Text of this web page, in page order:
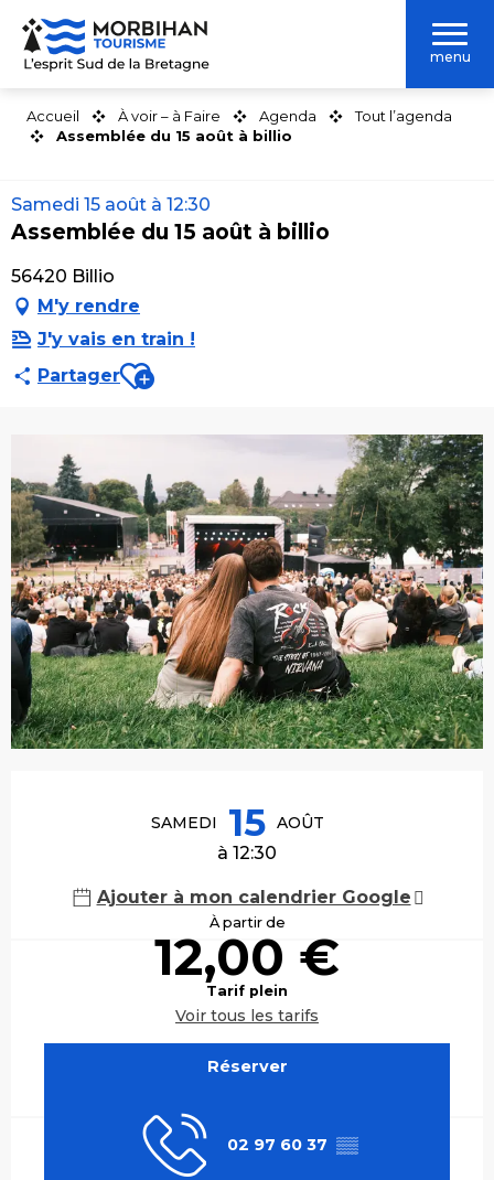
Aller
contenu
menu
Accueil À voir – à Faire Agenda
Tout l’agenda
Assemblée du 15 août à billio
Samedi 15 août à 12:30
Assemblée du 15 août à billio
56420 Billio
M'y rendre
J'y vais en train !
PartagerAjouter aux favoris
SAMEDI 15 AOÛT
à 12:30
Ajouter à mon calendrier Google
À partir de
12,00 €
Tarif plein
Voir tous les tarifs
Réserver
02 97 60 37 ▒▒